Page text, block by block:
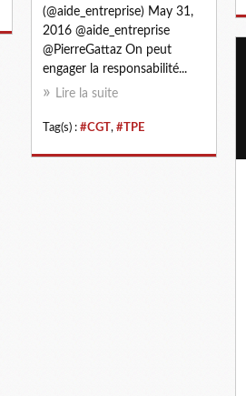
(@aide_entreprise) May 31,
2016 @aide_entreprise
@PierreGattaz On peut
engager la responsabilité...
Lire la suite
Tag(s) : #CGT, #TPE